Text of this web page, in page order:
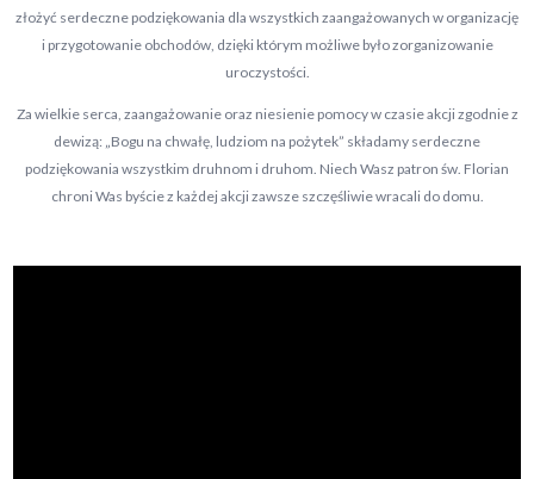
złożyć serdeczne podziękowania dla wszystkich zaangażowanych w organizację
i przygotowanie obchodów, dzięki którym możliwe było zorganizowanie
uroczystości.
Za wielkie serca, zaangażowanie oraz niesienie pomocy w czasie akcji zgodnie z
dewizą: „Bogu na chwałę, ludziom na pożytek” składamy serdeczne
podziękowania wszystkim druhnom i druhom. Niech Wasz patron św. Florian
chroni Was byście z każdej akcji zawsze szczęśliwie wracali do domu.